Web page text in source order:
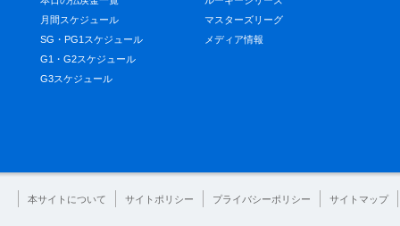
月間スケジュール
SG・PG1スケジュール
G1・G2スケジュール
G3スケジュール
マスターズリーグ
メディア情報
本サイトについて サイトポリシー プライバシーポリシー サイトマップ